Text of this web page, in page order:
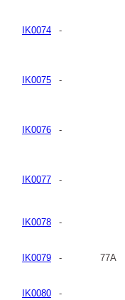
IK0074 -
IK0075 -
IK0076 -
IK0077 -
IK0078 -
IK0079 - 77A
IK0080 -